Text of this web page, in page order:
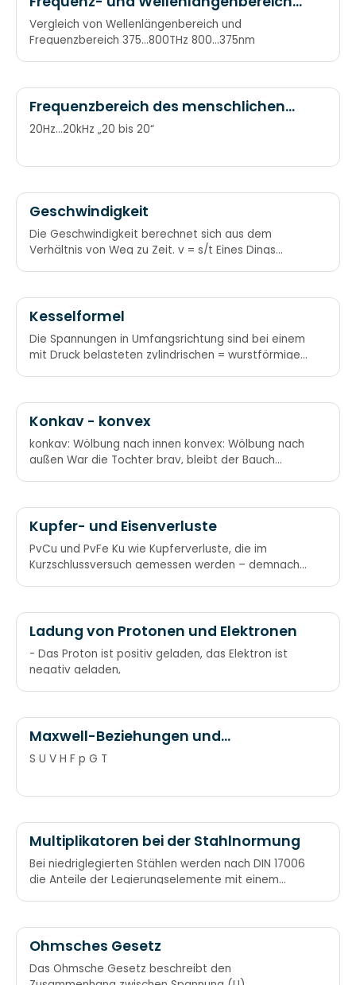
des sichtbaren Lichtes
Vergleich von Wellenlängenbereich und
Frequenzbereich 375…800THz 800…375nm
Frequenzbereich des menschlichen
Hörens
20Hz…20kHz „20 bis 20“
Geschwindigkeit
Die Geschwindigkeit berechnet sich aus dem
Verhältnis von Weg zu Zeit. v = s/t Eines Dings
Kesselformel
Die Spannungen in Umfangsrichtung sind bei einem
mit Druck belasteten zylindrischen = wurstförmigen
Konkav - konvex
konkav: Wölbung nach innen konvex: Wölbung nach
außen War die Tochter brav, bleibt der Bauch
Kupfer- und Eisenverluste
PvCu und PvFe Ku wie Kupferverluste, die im
Kurzschlussversuch gemessen werden – demnach
Ladung von Protonen und Elektronen
- Das Proton ist positiv geladen, das Elektron ist
negativ geladen,
Maxwell-Beziehungen und
charakteristische Funktionen nach
Guggenheim-Schemata
S U V H F p G T
Multiplikatoren bei der Stahlnormung
Bei niedriglegierten Stählen werden nach DIN 17006
die Anteile der Legierungselemente mit einem
100: C, Ce, N, P, S Man Sieht Nie 4 Weiße CroCodile
Ohmsches Gesetz
Das Ohmsche Gesetz beschreibt den